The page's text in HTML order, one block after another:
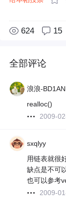
624 15
全部评论
浪浪-
realloc()
2009-
sxqlyy
用链表就很
缺点是不可
也可以参考
2009-